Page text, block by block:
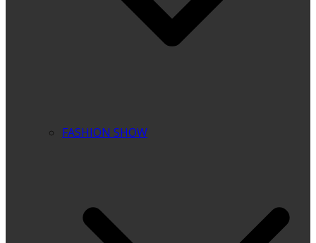
FASHION SHOW